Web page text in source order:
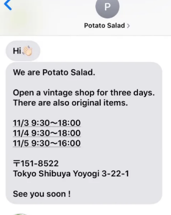
ゲーム・サービス開発
CAMPFIREふるさと納税